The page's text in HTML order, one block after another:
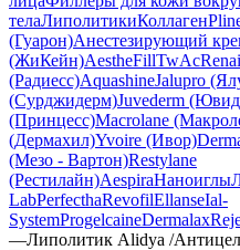
телаЛиполитикиКоллаген
(Гуарон)Анестезирующий
(ЖиКейн)AestheFillTwAc
(Радиесс)AquashineJalupro
(Сурджидерм)Juvederm
(Принцесс)Macrolane
(Дермахил)Yvoire (Ивор)
(Мезо - Вартон)Restylane
(Рестилайн)AespiraНаноиглы
LabPerfecthaRevofilEllanseIal-
SystemProgelcaineDermalax
—Липолитик Alidya /